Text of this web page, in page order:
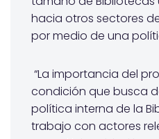
hacia otros sectores
por medio de una
“La importancia del
condición que busca
política interna de la
trabajo con actores